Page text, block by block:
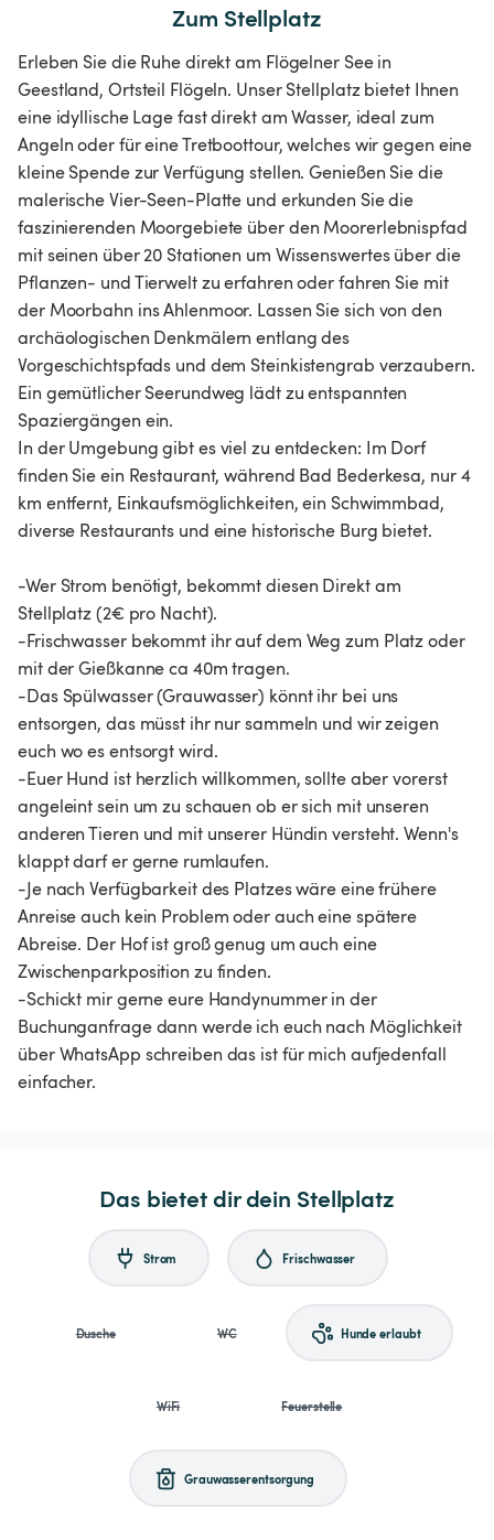
Zum Stellplatz
Erleben Sie die Ruhe direkt am Flögelner See in
Geestland, Ortsteil Flögeln. Unser Stellplatz bietet Ihnen
eine idyllische Lage fast direkt am Wasser, ideal zum
Angeln oder für eine Tretboottour, welches wir gegen eine
kleine Spende zur Verfügung stellen. Genießen Sie die
malerische Vier-Seen-Platte und erkunden Sie die
faszinierenden Moorgebiete über den Moorerlebnispfad
mit seinen über 20 Stationen um Wissenswertes über die
Pflanzen- und Tierwelt zu erfahren oder fahren Sie mit
der Moorbahn ins Ahlenmoor. Lassen Sie sich von den
archäologischen Denkmälern entlang des
Vorgeschichtspfads und dem Steinkistengrab verzaubern.
Ein gemütlicher Seerundweg lädt zu entspannten
Spaziergängen ein.
In der Umgebung gibt es viel zu entdecken: Im Dorf
finden Sie ein Restaurant, während Bad Bederkesa, nur 4
km entfernt, Einkaufsmöglichkeiten, ein Schwimmbad,
diverse Restaurants und eine historische Burg bietet.
-Wer Strom benötigt, bekommt diesen Direkt am
Stellplatz (2€ pro Nacht).
-Frischwasser bekommt ihr auf dem Weg zum Platz oder
mit der Gießkanne ca 40m tragen.
-Das Spülwasser (Grauwasser) könnt ihr bei uns
entsorgen, das müsst ihr nur sammeln und wir zeigen
euch wo es entsorgt wird.
-Euer Hund ist herzlich willkommen, sollte aber vorerst
angeleint sein um zu schauen ob er sich mit unseren
anderen Tieren und mit unserer Hündin versteht. Wenn's
klappt darf er gerne rumlaufen.
-Je nach Verfügbarkeit des Platzes wäre eine frühere
Anreise auch kein Problem oder auch eine spätere
Abreise. Der Hof ist groß genug um auch eine
Zwischenparkposition zu finden.
-Schickt mir gerne eure Handynummer in der
Buchunganfrage dann werde ich euch nach Möglichkeit
über WhatsApp schreiben das ist für mich aufjedenfall
einfacher.
Das bietet dir dein Stellplatz
Strom Frischwasser
Dusche WC Hunde erlaubt
WiFi Feuerstelle
Grauwasserentsorgung